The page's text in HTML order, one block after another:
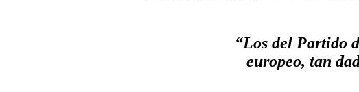
“Los del Partido
europeo, tan